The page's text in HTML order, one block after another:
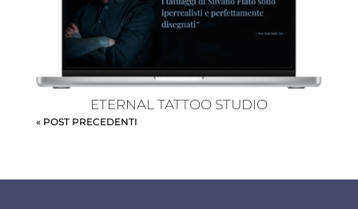
ETERNAL TATTOO STUDIO
« POST PRECEDENTI